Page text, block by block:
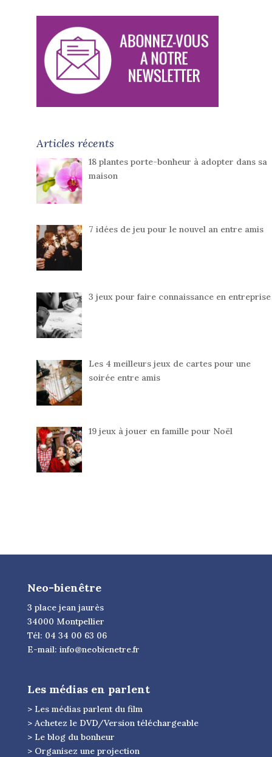
Articles récents
18 plantes porte-bonheur à adopter dans sa
maison
7 idées de jeu pour le nouvel an entre amis
3 jeux pour faire connaissance en entreprise
Les 4 meilleurs jeux de cartes pour une
soirée entre amis
19 jeux à jouer en famille pour Noël
Neo-bienêtre
3 place jean jaurès
34000 Montpellier
Tél: 04 34 00 63 06
E-mail: info@neobienetre.fr
Les médias en parlent
> Les médias parlent du film
> Achetez le DVD/Version téléchargeable
> Le blog du bonheur
> Organisez une projection